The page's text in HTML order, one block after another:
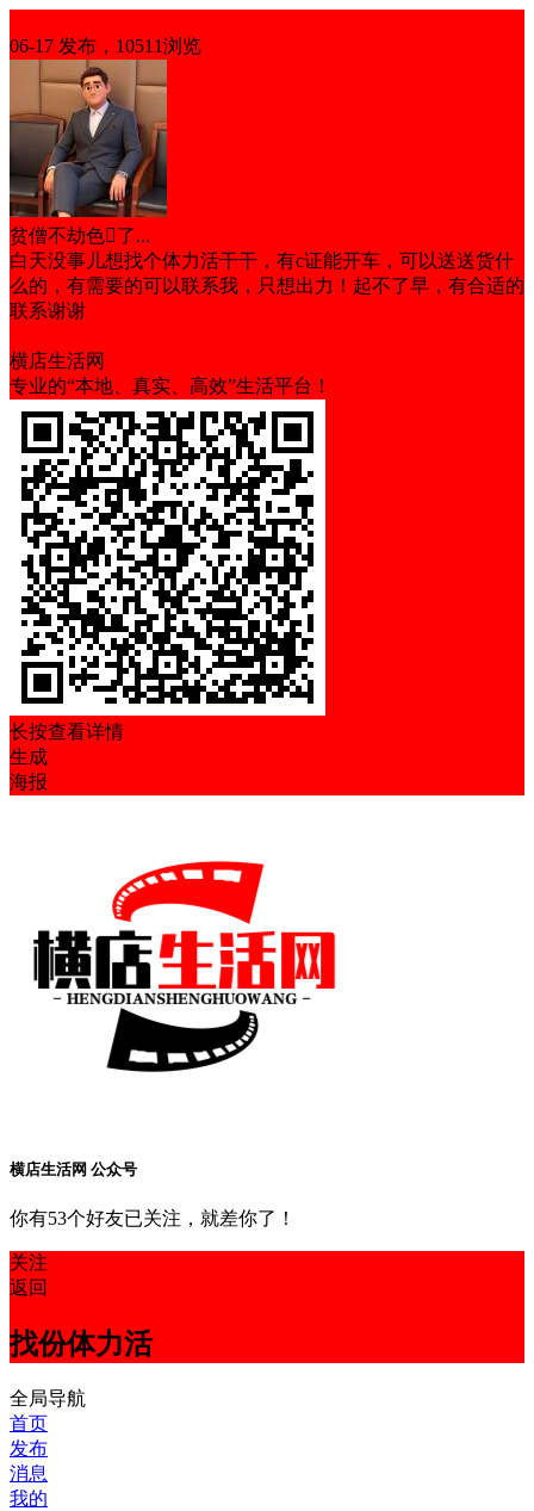
06-17 发布，10511浏览
贫僧不劫色了...
白天没事儿想找个体力活干干，有c证能开车，可以送送货什
么的，有需要的可以联系我，只想出力！起不了早，有合适的
联系谢谢
横店生活网
专业的“本地、真实、高效”生活平台！
长按查看详情
生成
海报
横店生活网 公众号
你有53个好友已关注，就差你了！
关注
返回
找份体力活
全局导航
首页
发布
消息
我的